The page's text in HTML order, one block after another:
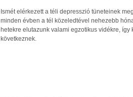
Ismét elérkezett a téli depresszió tüneteinek
minden évben a tél közeledtével nehezebb
hetekre elutazunk valami egzotikus vidékre,
következnek.